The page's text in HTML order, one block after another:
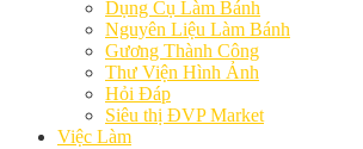
Dụng Cụ Làm Bánh
Nguyên Liệu Làm Bánh
Gương Thành Công
Thư Viện Hình Ảnh
Hỏi Đáp
Siêu thị ĐVP Market
Việc Làm